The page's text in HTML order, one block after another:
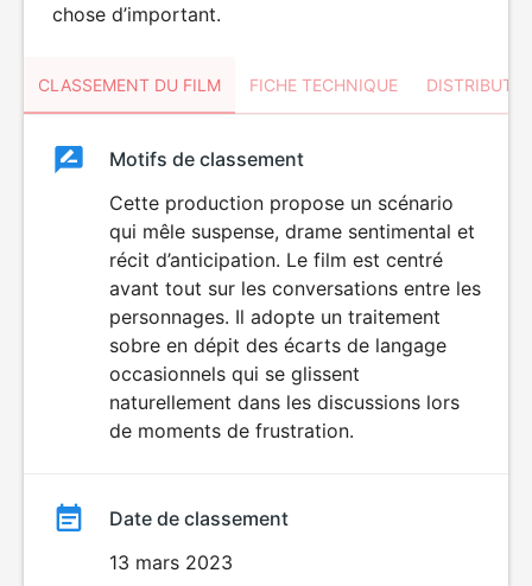
chose d’important.
CLASSEMENT DU FILM FICHE TECHNIQUE
ClassementClassement
Motifs de classement
Cette production propose un scénario
qui mêle suspense, drame sentimental et
récit d’anticipation. Le film est centré
avant tout sur les conversations entre les
personnages. Il adopte un traitement
sobre en dépit des écarts de langage
occasionnels qui se glissent
naturellement dans les discussions lors
de moments de frustration.
Date de classement
13 mars 2023